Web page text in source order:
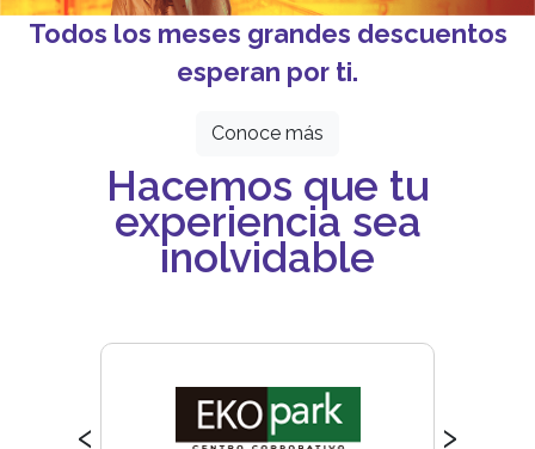
Todos los meses grandes descuentos
esperan por ti.
Conoce más
Hacemos que tu
experiencia sea
inolvidable
‹ ›